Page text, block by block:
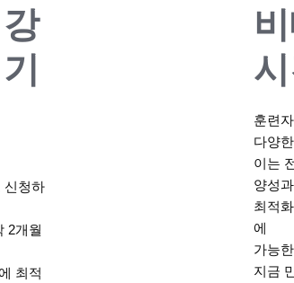
신청하
2개월
최적
훈련
다양
이는
양성과
최적
에
가능
지금